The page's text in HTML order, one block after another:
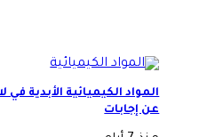
المواد الكيميائية الأبدية
عن إجابات